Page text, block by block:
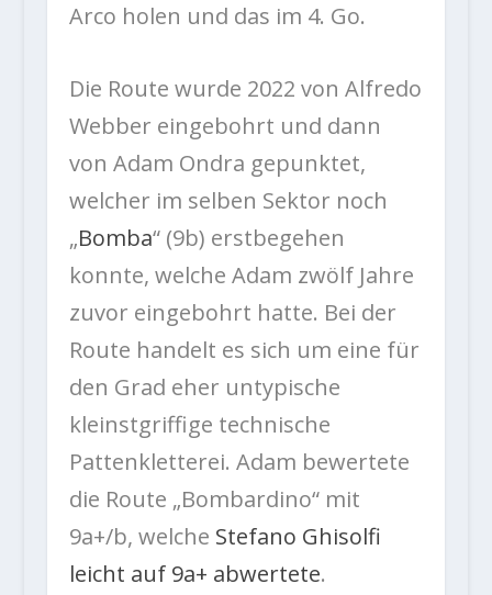
Arco holen und das im 4. Go.
Die Route wurde 2022 von Alfredo
Webber eingebohrt und dann
von Adam Ondra gepunktet,
welcher im selben Sektor noch
„Bomba“ (9b) erstbegehen
konnte, welche Adam zwölf Jahre
zuvor eingebohrt hatte. Bei der
Route handelt es sich um eine für
den Grad eher untypische
kleinstgriffige technische
Pattenkletterei. Adam bewertete
die Route „Bombardino“ mit
9a+/b, welche Stefano Ghisolfi
leicht auf 9a+ abwertete.